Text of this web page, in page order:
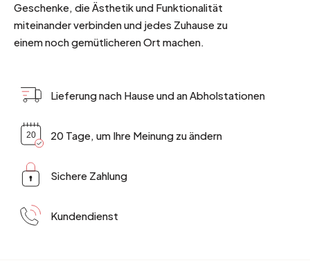
Geschenke, die Ästhetik und Funktionalität
miteinander verbinden und jedes Zuhause zu
einem noch gemütlicheren Ort machen.
Lieferung nach Hause und an Abholstationen
20 Tage, um Ihre Meinung zu ändern
Sichere Zahlung
Kundendienst